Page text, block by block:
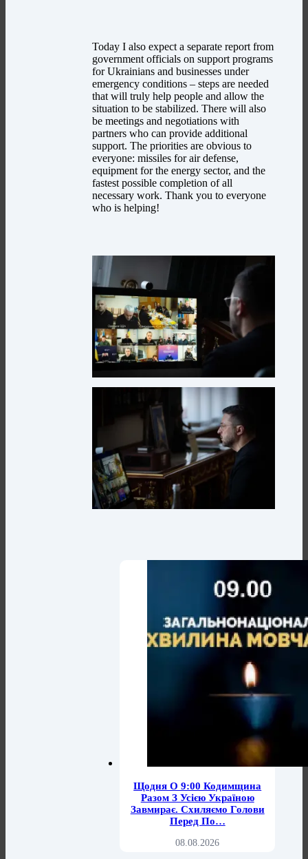
Today I also expect a separate report from
government officials on support programs
for Ukrainians and businesses under
emergency conditions – steps are needed
that will truly help people and allow the
situation to be stabilized. There will also
be meetings and negotiations with
partners who can provide additional
support. The priorities are obvious to
everyone: missiles for air defense,
equipment for the energy sector, and the
fastest possible completion of all
necessary work. Thank you to everyone
who is helping!
Щодня О 9:00 Кодимщина
Разом З Усією Україною
Завмирає. Схиляємо Голови
Перед По…
08.08.2026